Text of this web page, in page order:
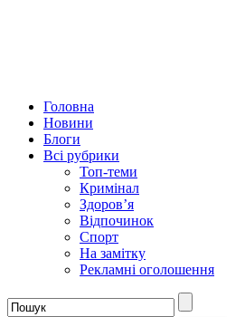
Головна
Новини
Блоги
Всі рубрики
Топ-теми
Кримінал
Здоров’я
Відпочинок
Спорт
На замітку
Рекламні оголошення